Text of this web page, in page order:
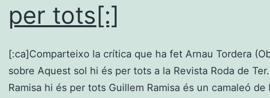
per tots[:]
[:ca]Comparteixo la crítica que ha fet Arnau Tordera
sobre Aquest sol hi és per tots a la Revista Roda de
Ramisa hi és per tots Guillem Ramisa és un camaleó de